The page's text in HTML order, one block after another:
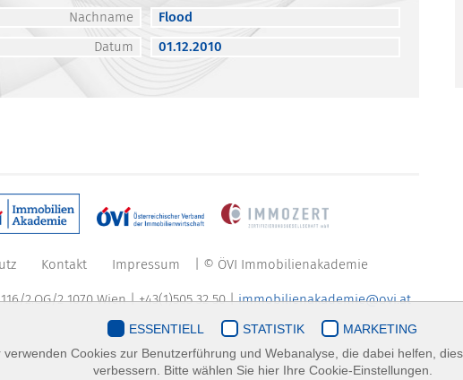
Nachname
Flood
Datum
01.12.2010
Kontakt Impressum | © ÖVI Immobilienakademie
2.OG/2 1070 Wien | +43(1)505 32 50 |immobilienakademie@ovi.at
ESSENTIELL STATISTIK
MARKETING
verwenden Cookies zur Benutzerführung und Webanalyse, die dabei helfen,
verbessern. Bitte wählen Sie hier Ihre Cookie-Einstellungen.